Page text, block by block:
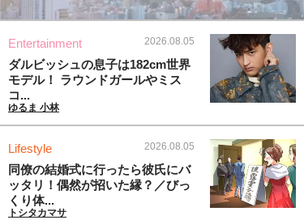
Entertainment 2026.08.05
ダルビッシュの息子は182cm世界
モデル！ ラウンドガールやミス
コ...
ゆるま 小林
Lifestyle 2026.08.05
同僚の結婚式に行ったら彼氏にバ
ッタリ！偶然が招いた縁？／びっ
くり体...
トシタカマサ